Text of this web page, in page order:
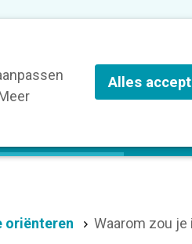
Alles
oriënteren Waarom zou